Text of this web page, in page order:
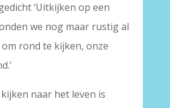
‘Uitkijken op een
we nog maar rustig al
rond te kijken, onze
naar het leven is